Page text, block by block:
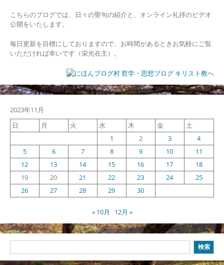
こちらのブログでは、日々の聖句の紹介と、オンライン礼拝のビデオ
公開をいたします。
毎日更新を目標にしておりますので、お時間があるときお気軽にご覧
いただければ幸いです（栄光在主）。
2023年11月
日
月 火 水 木 金
土
1
2 3
4
5
6 7 8 9 10
11
12
13 14 15 16 17
18
19
20 21 22 23 24
25
26
27 28 29 30
« 10月 12月 »
索
検索